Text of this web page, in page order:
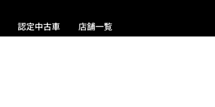
認定中古車 店舗一覧